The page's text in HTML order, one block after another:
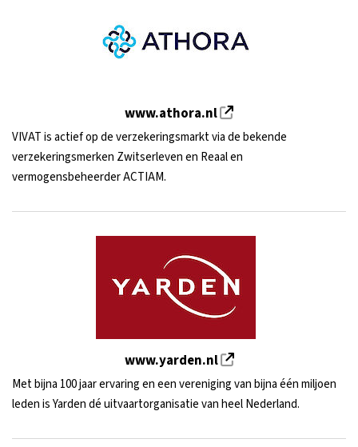
www.athora.nl
VIVAT is actief op de verzekeringsmarkt via de bekende
verzekeringsmerken Zwitserleven en Reaal en
vermogensbeheerder ACTIAM.
www.yarden.nl
Met bijna 100 jaar ervaring en een vereniging van bijna één miljoen
leden is Yarden dé uitvaartorganisatie van heel Nederland.